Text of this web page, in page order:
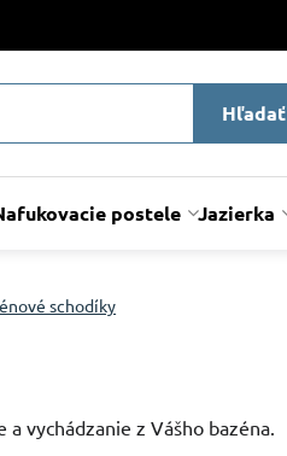
Hľadať
postele Jazierka
schodíky
vychádzanie z Vášho bazéna.